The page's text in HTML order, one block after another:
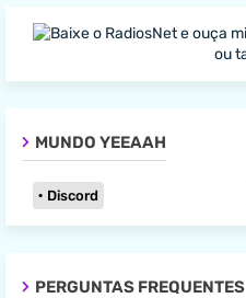
MUNDO YEEAAH
Discord
PERGUNTAS FREQUENTES